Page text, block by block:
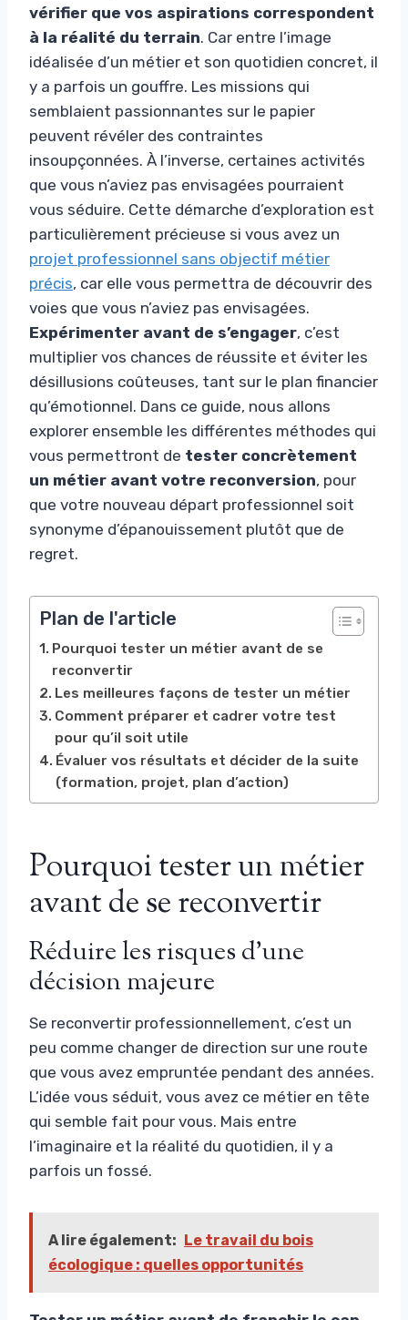
vérifier que vos aspirations correspondent
à la réalité du terrain. Car entre l’image
idéalisée d’un métier et son quotidien concret, il
y a parfois un gouffre. Les missions qui
semblaient passionnantes sur le papier
peuvent révéler des contraintes
insoupçonnées. À l’inverse, certaines activités
que vous n’aviez pas envisagées pourraient
vous séduire. Cette démarche d’exploration est
particulièrement précieuse si vous avez un
projet professionnel sans objectif métier
précis, car elle vous permettra de découvrir des
voies que vous n’aviez pas envisagées.
Expérimenter avant de s’engager, c’est
multiplier vos chances de réussite et éviter les
désillusions coûteuses, tant sur le plan financier
qu’émotionnel. Dans ce guide, nous allons
explorer ensemble les différentes méthodes qui
vous permettront de tester concrètement
un métier avant votre reconversion, pour
que votre nouveau départ professionnel soit
synonyme d’épanouissement plutôt que de
regret.
Plan de l'article
Pourquoi tester un métier avant de se
reconvertir
Les meilleures façons de tester un métier
Comment préparer et cadrer votre test
pour qu’il soit utile
Évaluer vos résultats et décider de la suite
(formation, projet, plan d’action)
Pourquoi tester un métier
avant de se reconvertir
Réduire les risques d’une
décision majeure
Se reconvertir professionnellement, c’est un
peu comme changer de direction sur une route
que vous avez empruntée pendant des années.
L’idée vous séduit, vous avez ce métier en tête
qui semble fait pour vous. Mais entre
l’imaginaire et la réalité du quotidien, il y a
parfois un fossé.
A lire également: Le travail du bois
écologique : quelles opportunités